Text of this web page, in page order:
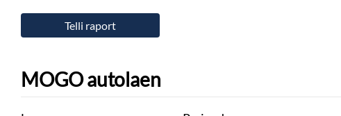
MOGO autolaen